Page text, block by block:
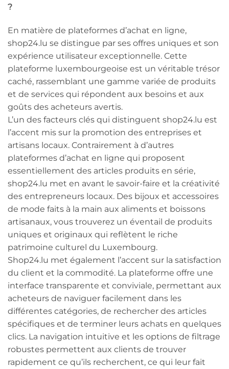
?
En matière de plateformes d’achat en ligne,
shop24.lu se distingue par ses offres uniques et son
expérience utilisateur exceptionnelle. Cette
plateforme luxembourgeoise est un véritable trésor
caché, rassemblant une gamme variée de produits
et de services qui répondent aux besoins et aux
goûts des acheteurs avertis.
L’un des facteurs clés qui distinguent shop24.lu est
l’accent mis sur la promotion des entreprises et
artisans locaux. Contrairement à d’autres
plateformes d’achat en ligne qui proposent
essentiellement des articles produits en série,
shop24.lu met en avant le savoir-faire et la créativité
des entrepreneurs locaux. Des bijoux et accessoires
de mode faits à la main aux aliments et boissons
artisanaux, vous trouverez un éventail de produits
uniques et originaux qui reflètent le riche
patrimoine culturel du Luxembourg.
Shop24.lu met également l’accent sur la satisfaction
du client et la commodité. La plateforme offre une
interface transparente et conviviale, permettant aux
acheteurs de naviguer facilement dans les
différentes catégories, de rechercher des articles
spécifiques et de terminer leurs achats en quelques
clics. La navigation intuitive et les options de filtrage
robustes permettent aux clients de trouver
rapidement ce qu’ils recherchent, ce qui leur fait